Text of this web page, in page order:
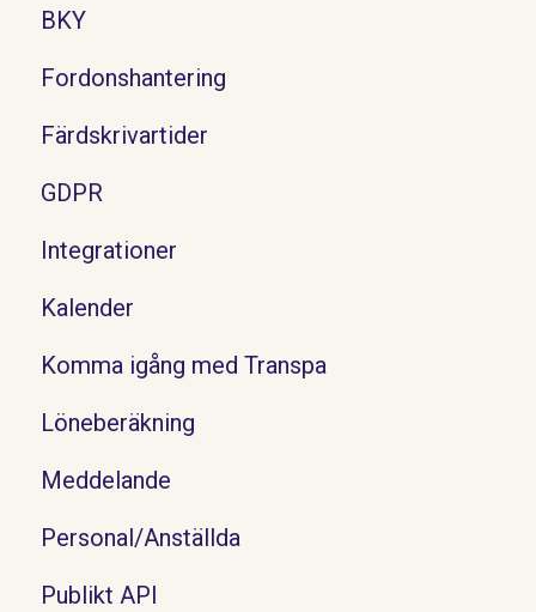
BKY
Fordonshantering
Färdskrivartider
GDPR
Integrationer
Kalender
Komma igång med Transpa
Löneberäkning
Meddelande
Personal/Anställda
Publikt API